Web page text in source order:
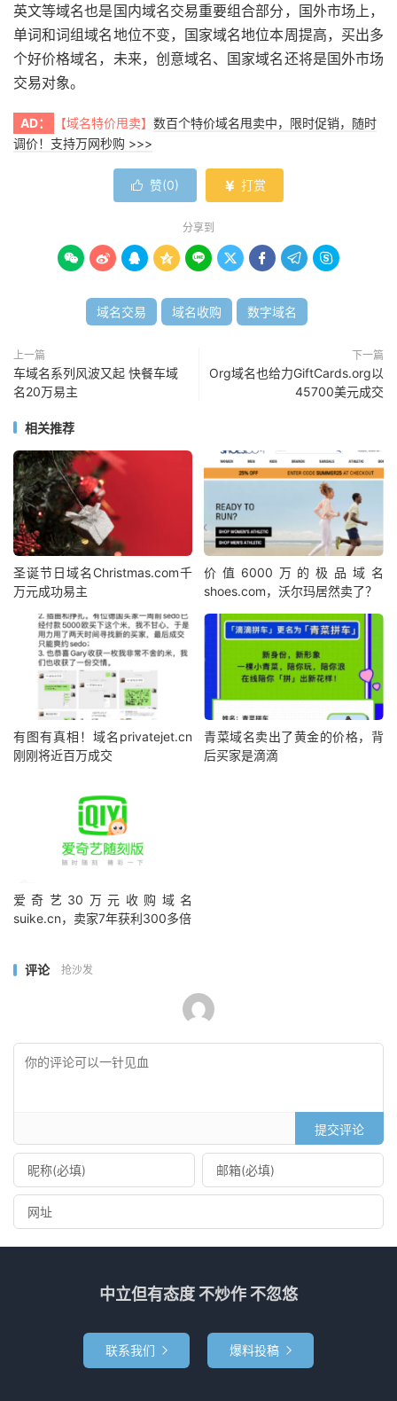
英文等域名也是国内域名交易重要组合部分，国外市场上，
单词和词组域名地位不变，国家域名地位本周提高，买出多
个好价格域名，未来，创意域名、国家域名还将是国外市场
交易对象。
AD： 【域名特价甩卖】 数百个特价域名甩卖中，限时促销，随时
调价！支持万网秒购 >>>
 赞(0)  打赏
分享到
        
域名交易 域名收购 数字域名
上一篇
车域名系列风波又起 快餐车域
名20万易主
下一篇
Org域名也给力GiftCards.org以
45700美元成交
相关推荐
圣诞节日域名Christmas.com千
万元成功易主
价值6000万的极品域名
shoes.com，沃尔玛居然卖了？
有图有真相！域名privatejet.cn
刚刚将近百万成交
青菜域名卖出了黄金的价格，背
后买家是滴滴
爱奇艺30万元收购域名
suike.cn，卖家7年获利300多倍
评论 抢沙发
提交评论
中立但有态度 不炒作 不忽悠
联系我们  爆料投稿 